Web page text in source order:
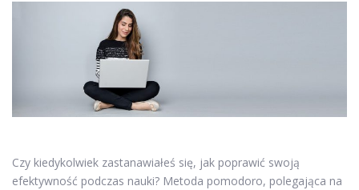
Czy kiedykolwiek zastanawiałeś się, jak poprawić swoją
efektywność podczas nauki? Metoda pomodoro, polegająca na